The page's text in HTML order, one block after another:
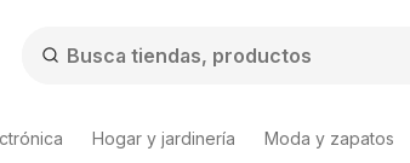
Hogar y jardinería Moda y zapatos